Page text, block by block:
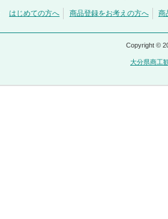
はじめての方へ 商品登録をお考えの方へ 商
Copyright ©
大分県商工